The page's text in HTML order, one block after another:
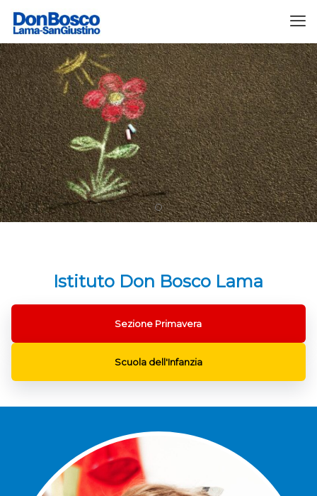
Istituto Don Bosco Lama
Sezione Primavera
Scuola dell'Infanzia